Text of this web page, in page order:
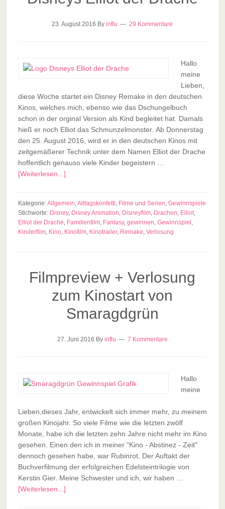
23. August 2016 Byinflu 29 Kommentare
Hallo
meine
Lieben,
diese Woche startet ein Disney Remake in den deutschen
Kinos, welches mich, ebenso wie das Dschungelbuch
schon in der orginal Version als Kind begleitet hat. Damals
hieß er noch Elliot das Schmunzelmonster. Ab Donnerstag
den 25. August 2016, wird er in den deutschen Kinos mit
zeitgemäßerer Technik unter dem Namen Elliot der Drache
hoffentlich genauso viele Kinder begeistern …
[Weiterlesen...]
Kategorie:Allgemein,Alltagskonfetti, Filme und Serien, Gewinnspiele
Stichworte: Disney, Disney Animation, Disneyfilm, Drachen, Elliot,
Elliot der Drache, Familienfilm, Fantasy, gewinnen, Gewinnspiel ,
Kinderfilm, Kino, Kinofilm, Kinotrailer, Remake, Verlosung
Filmpreview + Verlosung
zum Kinostart von
Smaragdgrün
27. Juni 2016 By influ 7 Kommentare
Hallo
meine
Lieben,dieses Jahr, entwickelt sich immer mehr, zu meinem
großen Kinojahr. So viele Filme wie die letzten zwölf
Monate, habe ich die letzten zehn Jahre nicht mehr im Kino
gesehen. Einen den ich in meiner "Kino - Abstinez - Zeit"
dennoch gesehen habe, war Rubinrot. Der Auftakt der
Buchverfilmung der erfolgreichen Edelsteintrilogie von
Kerstin Gier. Meine Schwester und ich, wir haben …
[Weiterlesen...]